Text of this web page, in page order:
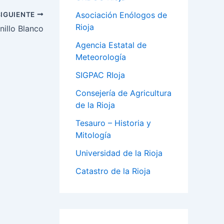
Blanco
Asociación Enólogos de
Rioja
Agencia Estatal de
Meteorología
SIGPAC RIoja
Consejería de Agricultura
de la Rioja
Tesauro – Historia y
Mitología
Universidad de la Rioja
Catastro de la Rioja